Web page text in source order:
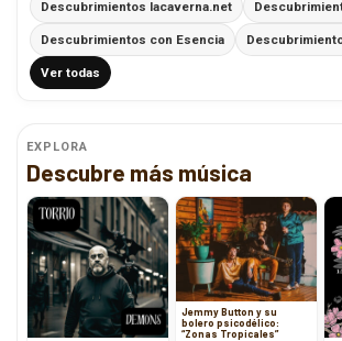
Descubrimientos lacaverna.net
Descubrimientos con Esencia
Ver todas
EXPLORA
Descubre más música
Jemmy Button y su
bolero psicodélico:
“Zonas Tropicales”